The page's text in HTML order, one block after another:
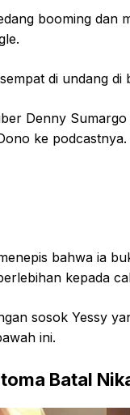
booming dan
di undang
Denny
ke podcastnya.
bahwa ia
kepada
sosok Yessy
ini.
Batal